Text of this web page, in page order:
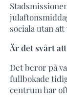
sociala utan
Är det svårt
Det beror på
fullbokade
centrum har